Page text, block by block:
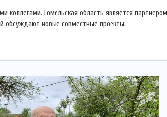
коллегами. Гомельская область является партнером
обсуждают новые совместные проекты.